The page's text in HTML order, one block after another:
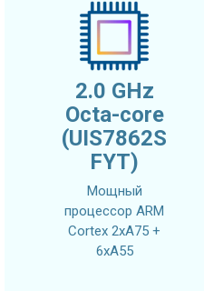
2.0 GHz
Octa-core
(UIS7862S
FYT)
Мощный
процессор ARM
Cortex 2xA75 +
6xA55